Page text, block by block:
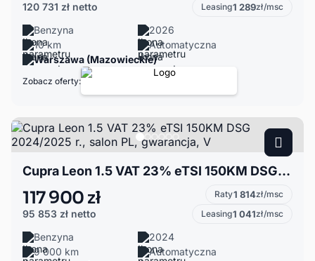
120 731 zł netto Leasing1 289zł/msc
Benzyna
2026
10 km
Automatyczna
Warszawa (Mazowieckie)
Zobacz oferty:
Cupra Leon 1.5 VAT 23% eTSI 150KM DSG 2024/2025 r., salon PL, gwarancja, V
117 900 zł
95 853 zł netto
Raty1 814zł/msc
Leasing1 041zł/msc
Benzyna
2024
9 000 km
Automatyczna